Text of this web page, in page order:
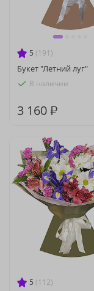
5 (191)
Букет "Летний луг"
В наличии
3 160 ₽
5 (112)